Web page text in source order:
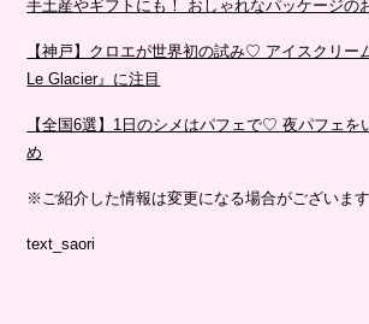
手土産やギフトにも！ おしゃれなパッケージの
【神戸】クロエが世界初の試み♡ アイスクリー
Le Glacier』に注目
【全国6選】1日のシメはパフェで♡ 夜パフェを
め
※ご紹介した情報は変更になる場合がございます
text_saori